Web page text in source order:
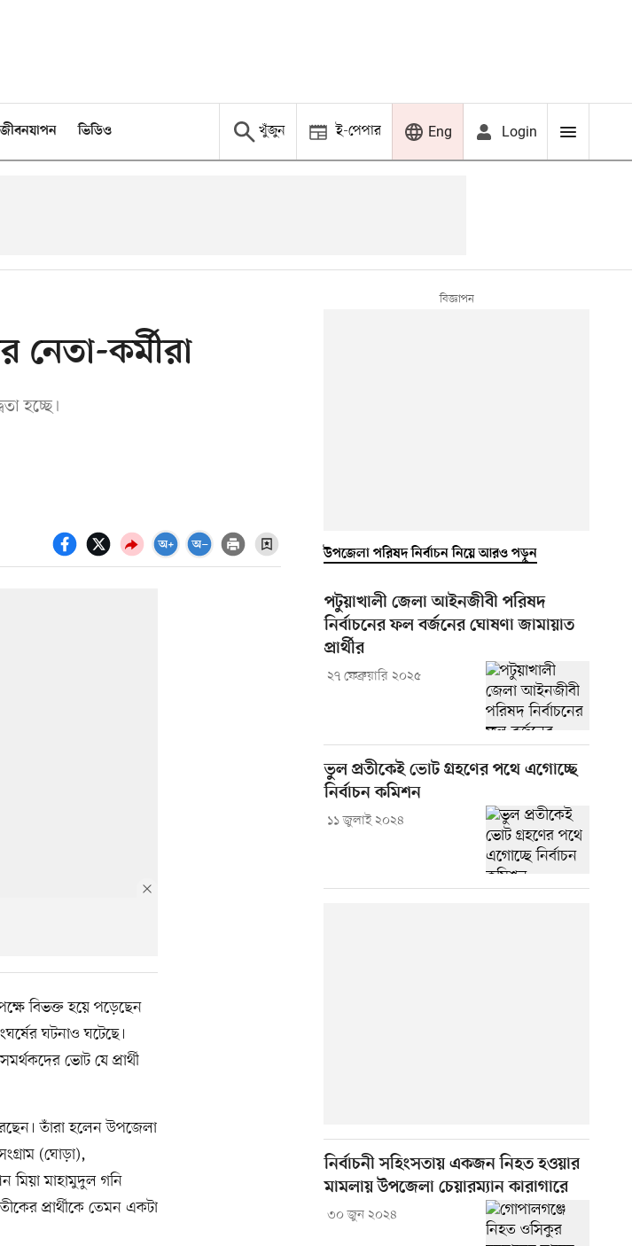
জীবনযাপন ভিডিও খুঁজুন ই-পেপার Eng Login
নেতা-কর্মীরা
হচ্ছে।
বিভক্ত হয়ে পড়েছেন
ঘটনাও ঘটেছে।
ভোট যে প্রার্থী
করছেন। তাঁরা হলেন উপজেলা
(ঘোড়া),
মিয়া মাহামুদুল গনি
প্রার্থীকে তেমন একটা
উপজেলা পরিষদ নির্বাচন নিয়ে আরও পড়ুন
পটুয়াখালী জেলা আইনজীবী পরিষদ
নির্বাচনের ফল বর্জনের ঘোষণা জামায়াত
প্রার্থীর
২৭ ফেব্রুয়ারি ২০২৫
ভুল প্রতীকেই ভোট গ্রহণের পথে এগোচ্ছে
নির্বাচন কমিশন
১১ জুলাই ২০২৪
নির্বাচনী সহিংসতায় একজন নিহত হওয়ার
মামলায় উপজেলা চেয়ারম্যান কারাগারে
৩০ জুন ২০২৪